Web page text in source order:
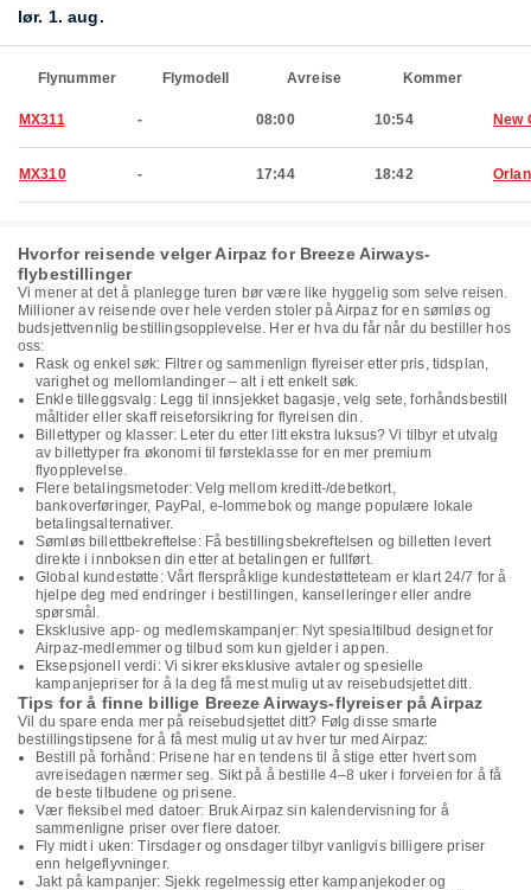
lør. 1. aug.
Flynummer Flymodell Avreise Kommer
MX311 - 08:00 10:54 New
MX310 - 17:44 18:42
Hvorfor reisende velger Airpaz for Breeze Airways-
flybestillinger
Vi mener at det å planlegge turen bør være like hyggelig som selve reisen.
Millioner av reisende over hele verden stoler på Airpaz for en sømløs og
budsjettvennlig bestillingsopplevelse. Her er hva du får når du bestiller hos
oss:
Rask og enkel søk: Filtrer og sammenlign flyreiser etter pris, tidsplan,
varighet og mellomlandinger – alt i ett enkelt søk.
Enkle tilleggsvalg: Legg til innsjekket bagasje, velg sete, forhåndsbestill
måltider eller skaff reiseforsikring for flyreisen din.
Billettyper og klasser: Leter du etter litt ekstra luksus? Vi tilbyr et utvalg
av billettyper fra økonomi til førsteklasse for en mer premium
flyopplevelse.
Flere betalingsmetoder: Velg mellom kreditt-/debetkort,
bankoverføringer, PayPal, e-lommebok og mange populære lokale
betalingsalternativer.
Sømløs billettbekreftelse: Få bestillingsbekreftelsen og billetten levert
direkte i innboksen din etter at betalingen er fullført.
Global kundestøtte: Vårt flerspråklige kundestøtteteam er klart 24/7 for å
hjelpe deg med endringer i bestillingen, kanselleringer eller andre
spørsmål.
Eksklusive app- og medlemskampanjer: Nyt spesialtilbud designet for
Airpaz-medlemmer og tilbud som kun gjelder i appen.
Eksepsjonell verdi: Vi sikrer eksklusive avtaler og spesielle
kampanjepriser for å la deg få mest mulig ut av reisebudsjettet ditt.
Tips for å finne billige Breeze Airways-flyreiser på Airpaz
Vil du spare enda mer på reisebudsjettet ditt? Følg disse smarte
bestillingstipsene for å få mest mulig ut av hver tur med Airpaz:
Bestill på forhånd: Prisene har en tendens til å stige etter hvert som
avreisedagen nærmer seg. Sikt på å bestille 4–8 uker i forveien for å få
de beste tilbudene og prisene.
Vær fleksibel med datoer: Bruk Airpaz sin kalendervisning for å
sammenligne priser over flere datoer.
Fly midt i uken: Tirsdager og onsdager tilbyr vanligvis billigere priser
enn helgeflyvninger.
Jakt på kampanjer: Sjekk regelmessig etter kampanjekoder og